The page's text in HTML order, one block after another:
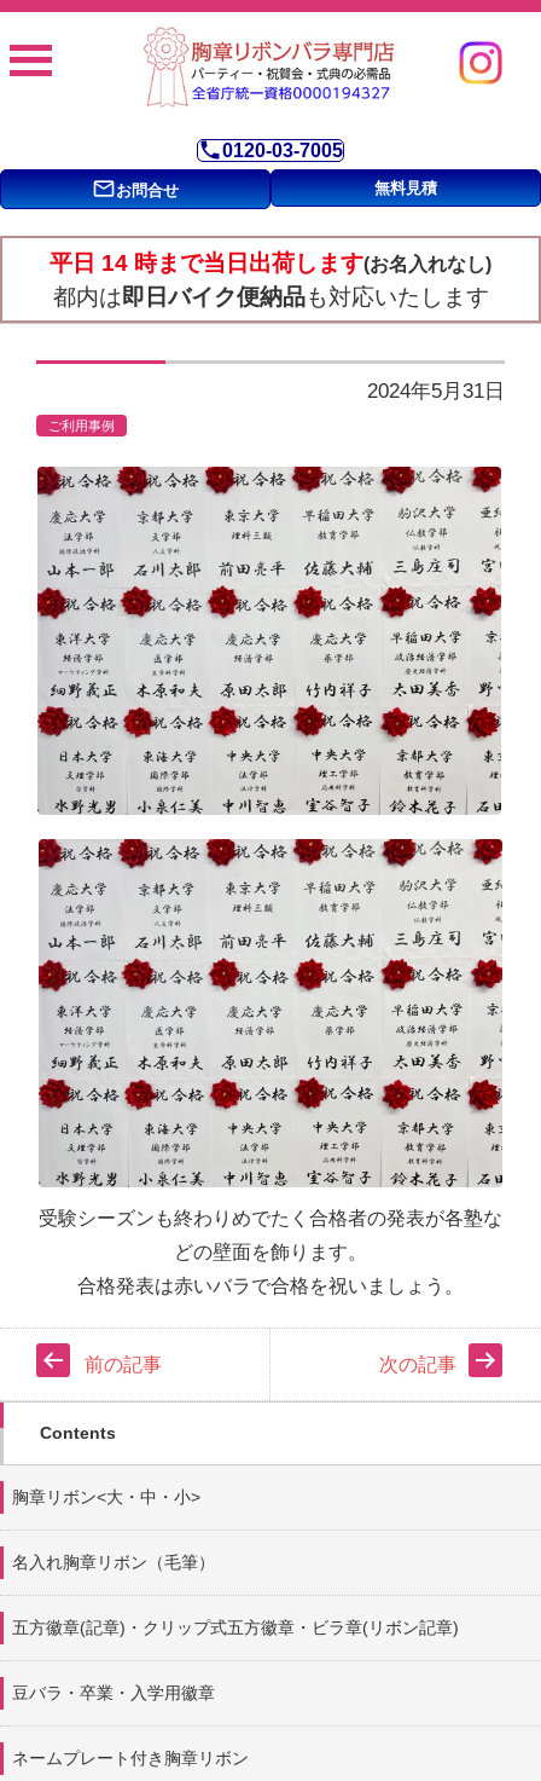
phone0120-03-7005
mail_outlineお問合せ 無料見積
平日 14 時まで当日出荷します(お名入れなし)
都内は即日バイク便納品も対応いたします
2024年5月31日
ご利用事例
受験シーズンも終わりめでたく合格者の発表が各塾な
どの壁面を飾ります。
合格発表は赤いバラで合格を祝いましょう。
前の記事 次の記事
Contents
胸章リボン<大・中・小>
名入れ胸章リボン（毛筆）
五方徽章(記章)・ クリップ式五方徽章・ビラ章(リボン記章)
豆バラ・卒業・入学用徽章
ネームプレート付き胸章リボン